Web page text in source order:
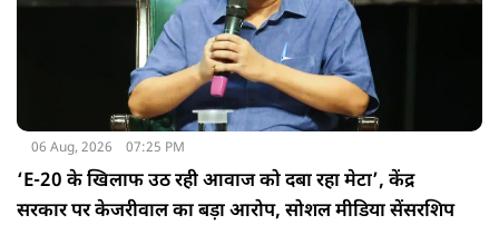
06 Aug, 2026 07:25 PM
‘E-20 के खिलाफ उठ रही आवाज को दबा रहा मेटा’, केंद्र
सरकार पर केजरीवाल का बड़ा आरोप, सोशल मीडिया सेंसरशिप